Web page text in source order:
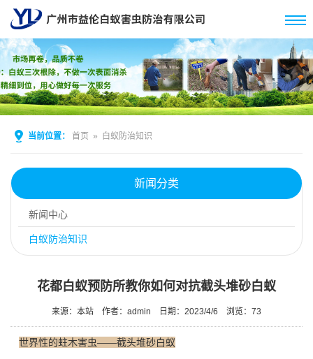
当前位置： 首页 » 白蚁防治知识
新闻分类
新闻中心
白蚁防治知识
花都白蚁预防所教你如何对抗截头堆砂白蚁
来源：本站 作者：admin 日期：2023/4/6 浏览： 73
世界性的蛀木害虫——截头堆砂白蚁